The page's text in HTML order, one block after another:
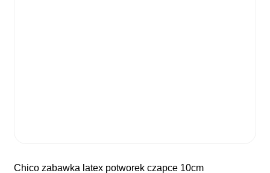
chico zabawka latex potworek czapce 10cm